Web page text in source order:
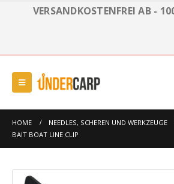
VERSANDKOSTENFREI AB -
HOME
NEEDLES, SCHEREN UND WERKZEUGE
BAIT BOAT LINE CLIP